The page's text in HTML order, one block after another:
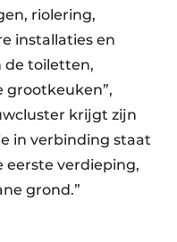
riolering,
installaties en
de toiletten,
grootkeuken”,
krijgt zijn
in verbinding staat
eerste verdieping,
grond.”